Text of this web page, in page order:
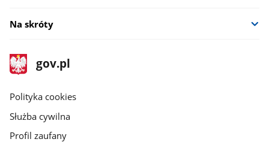
Na skróty
stopka
gov.pl
Strona
gov.pl
gov.pl
Polityka cookies
Służba cywilna
Profil zaufany